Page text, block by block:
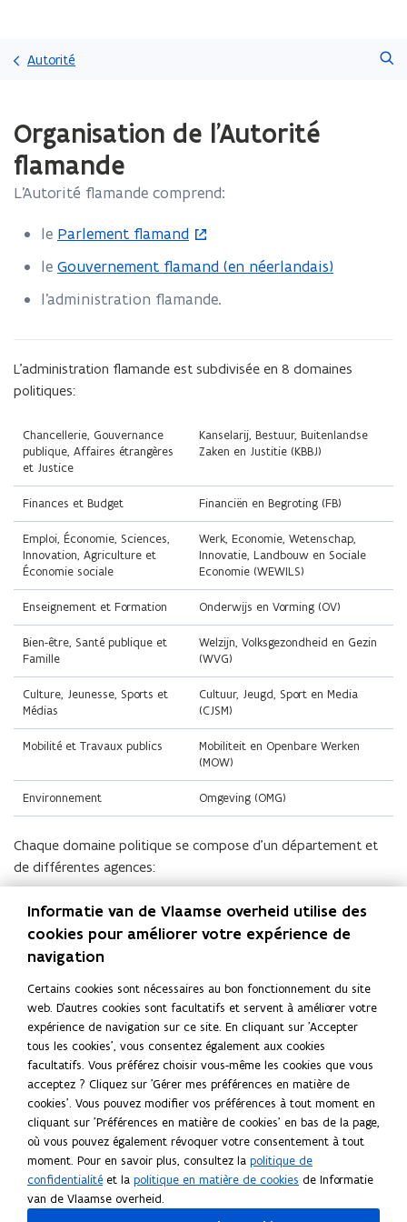
Autorité
une
terminé.
Vous
vous
trouvez
l'Autorité
Organisation de l'Autorité
flamande
L'Autorité flamande comprend:
le Parlement flamand
(
S
o
r
a
a
n
s
u
n
e
n
o
u
v
e
l
f
e
ê
r
e
)
le Gouvernement flamand (en néerlandais)
l'administration flamande.
L'administration flamande est subdivisée en 8 domaines
politiques:
Chancellerie, Gouvernance
publique, Affaires étrangères
et Justice
Kanselarij, Bestuur, Buitenlandse
Zaken en Justitie (KBBJ)
Finances et Budget Financiën en Begroting (FB)
Emploi, Économie, Sciences,
Innovation, Agriculture et
Économie sociale
Werk, Economie, Wetenschap,
Innovatie, Landbouw en Sociale
Economie (WEWILS)
Enseignement et Formation Onderwijs en Vorming (OV)
Bien-être, Santé publique et
Famille
Welzijn, Volksgezondheid en Gezin
(WVG)
Culture, Jeunesse, Sports et
Médias
Cultuur, Jeugd, Sport en Media
(CJSM)
Mobilité et Travaux publics
Mobiliteit en Openbare Werken
(MOW)
Environnement Omgeving (OMG)
Chaque domaine politique se compose d’un département et
de différentes agences:
Un département est responsable de la préparation et de
l'évaluation de la politique et de la réglementation.
Les agences assurent la mise en œuvre de la politique
routiers).
L'aperçu des services de l'Autorité flamanden'est disponible
qu'en néerlandais.
Lire cette page en : Nederlands English
Deutsch
Partager cette page
L
i
n
C
o
p
Informatie van de Vlaamse overheid utilise des
cookies pour améliorer votre expérience de
navigation
Certains cookies sont nécessaires au bon fonctionnement du site
web. D'autres cookies sont facultatifs et servent à améliorer votre
expérience de navigation sur ce site. En cliquant sur 'Accepter
tous les cookies', vous consentez également aux cookies
facultatifs. Vous préférez choisir vous-même les cookies que vous
acceptez ? Cliquez sur 'Gérer mes préférences en matière de
cookies'. Vous pouvez modifier vos préférences à tout moment en
cliquant sur 'Préférences en matière de cookies' en bas de la page,
où vous pouvez également révoquer votre consentement à tout
moment. Pour en savoir plus, consultez la politique de
confidentialité et la politique en matière de cookies de Informatie
van de Vlaamse overheid.